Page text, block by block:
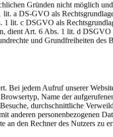
Gründen nicht möglich
a DS-GVO als
lit. c DSGVO als
dient Art. 6 Abs. 1 lit. d DSGVO
und Grundfreiheiten des
Bei jedem Aufruf unserer
Name der
durchschnittliche
anderen personenbezogenen
an den Rechner des Nutzers zu